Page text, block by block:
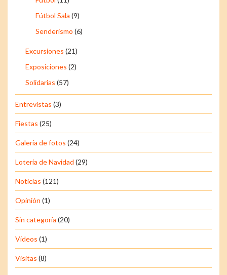
Fútbol Sala (9)
Senderismo (6)
Excursiones (21)
Exposiciones (2)
Solidarias (57)
Entrevistas (3)
Fiestas (25)
Galería de fotos (24)
Lotería de Navidad (29)
Noticias (121)
Opinión (1)
Sin categoría (20)
Vídeos (1)
Visitas (8)